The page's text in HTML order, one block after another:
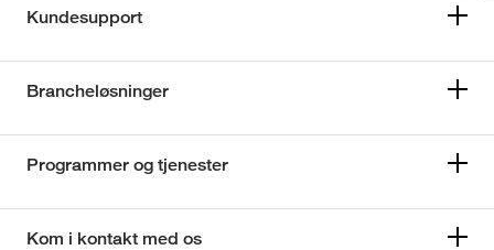
Kundesupport
Brancheløsninger
Programmer og tjenester
Kom i kontakt med os